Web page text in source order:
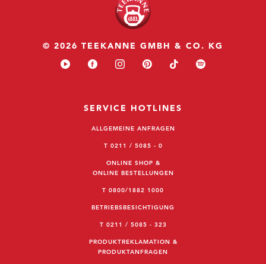
© 2026 TEEKANNE GMBH & CO. KG
SERVICE HOTLINES
ALLGEMEINE ANFRAGEN
T 0211 / 5085 - 0
ONLINE SHOP &
ONLINE BESTELLUNGEN
T 0800/1882 1000
BETRIEBSBESICHTIGUNG
T 0211 / 5085 - 323
PRODUKTREKLAMATION &
PRODUKTANFRAGEN